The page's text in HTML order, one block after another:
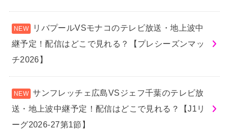
リバプールVSモナコのテレビ放送・地上波中
継予定！配信はどこで見れる？【プレシーズンマッ
チ2026】
サンフレッチェ広島VSジェフ千葉のテレビ放
送・地上波中継予定！配信はどこで見れる？【J1リ
ーグ2026-27第1節】